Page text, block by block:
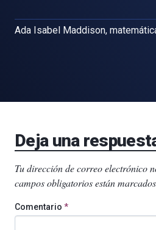
Ada Isabel Maddison,
Deja una
Tu dirección de correo electrónico
campos obligatorios están
Comentario *